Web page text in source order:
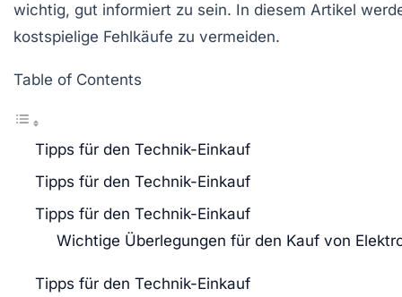
wichtig, gut informiert zu sein. In diesem Artikel
kostspielige Fehlkäufe zu vermeiden.
Table of Contents
Tipps für den Technik-Einkauf
Tipps für den Technik-Einkauf
Tipps für den Technik-Einkauf
Wichtige Überlegungen für den Kauf von
Tipps für den Technik-Einkauf